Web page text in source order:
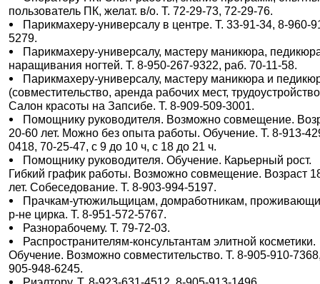
пользователь ПК, желат. в/о. Т. 72-29-73, 72-29-76.
Парикмахеру-универсалу в центре. Т. 33-91-34, 8-960-
5279.
Парикмахеру-универсалу, мастеру маникюра,
наращивания ногтей. Т. 8-950-267-9322, раб. 70-11-58.
Парикмахеру-универсалу, мастеру маникюра и
(совместительство, аренда рабочих мест,
Салон красоты на Запсибе. Т. 8-909-509-3001.
Помощнику руководителя. Возможно совмещение.
20-60 лет. Можно без опыта работы. Обучение. Т. 8-913-
0418, 70-25-47, с 9 до 10 ч, с 18 до 21 ч.
Помощнику руководителя. Обучение. Карьерный рост.
Гибкий график работы. Возможно совмещение. Возраст
лет. Собеседование. Т. 8-903-994-5197.
Прачкам-утюжильщицам, домработникам,
р-не цирка. Т. 8-951-572-5767.
Разнорабочему. Т. 79-72-03.
Распространителям-консультантам элитной косметики.
Обучение. Возможно совместительство. Т. 8-905-910-
905-948-6245.